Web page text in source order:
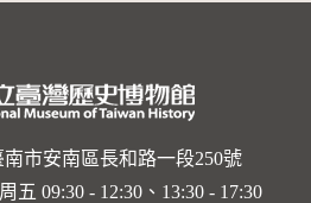
南市安南區長和路一段250號
五 09:30 - 12:30、13:30 - 17:30